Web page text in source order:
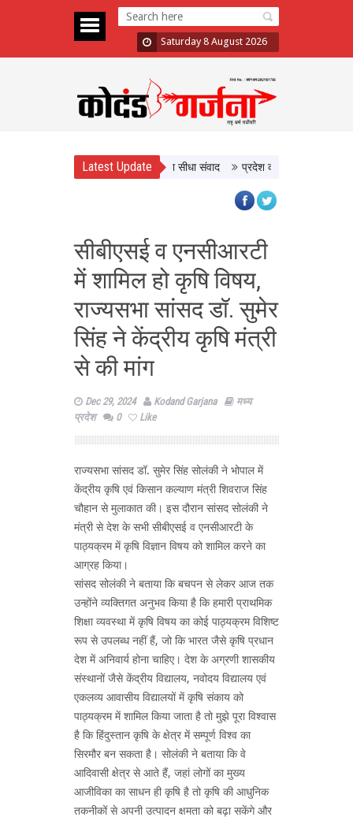
Saturday 8 August 2026
Latest Update
डॉ. यादव ने किसानों से किया सीधा संवाद प्रदेश की सांस्कृतिक विरासत और
सीबीएसई व एनसीआरटी
में शामिल हो कृषि विषय,
राज्यसभा सांसद डॉ. सुमेर
सिंह ने केंद्रीय कृषि मंत्री
से की मांग
Dec 29, 2024 Kodand Garjana
मध्य
प्रदेश
0 Like
राज्यसभा सांसद डॉ. सुमेर सिंह सोलंकी ने भोपाल में
केंद्रीय कृषि एवं किसान कल्याण मंत्री शिवराज सिंह
चौहान से मुलाकात की। इस दौरान सांसद सोलंकी ने
मंत्री से देश के सभी सीबीएसई व एनसीआरटी के
पाठ्यक्रम में कृषि विज्ञान विषय को शामिल करने का
आग्रह किया।
सांसद सोलंकी ने बताया कि बचपन से लेकर आज तक
उन्होंने व्यक्तिगत अनुभव किया है कि हमारी प्राथमिक
शिक्षा व्यवस्था में कृषि विषय का कोई पाठ्यक्रम विशिष्ट
रूप से उपलब्ध नहीं हैं, जो कि भारत जैसे कृषि प्रधान
देश में अनिवार्य होना चाहिए। देश के अग्रणी शासकीय
संस्थानों जैसे केंद्रीय विद्यालय, नवोदय विद्यालय एवं
एकलव्य आवासीय विद्यालयों में कृषि संकाय को
पाठ्यक्रम में शामिल किया जाता है तो मुझे पूरा विश्वास
है कि हिंदुस्तान कृषि के क्षेत्र में सम्पूर्ण विश्व का
सिरमौर बन सकता है। सोलंकी ने बताया कि वे
आदिवासी क्षेत्र से आते हैं, जहां लोगों का मुख्य
आजीविका का साधन ही कृषि है तो कृषि की आधुनिक
तकनीकों से अपनी उत्पादन क्षमता को बढ़ा सकेंगे और